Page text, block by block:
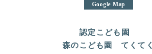
Google Map
認定こども園
森のこども園 てくてく